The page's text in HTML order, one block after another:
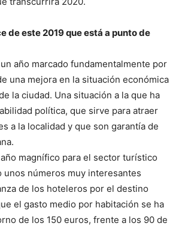
de este 2019 que está a punto de
año marcado fundamentalmente por
una mejora en la situación económica
la ciudad. Una situación a la que ha
política, que sirve para atraer
a la localidad y que son garantía de
magnífico para el sector turístico
unos números muy interesantes
de los hoteleros por el destino
el gasto medio por habitación se ha
de los 150 euros, frente a los 90 de